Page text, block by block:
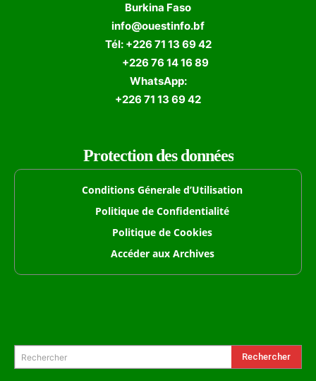
Burkina Faso
info@ouestinfo.bf
Tél: +226 71 13 69 42
+226 76 14 16 89
WhatsApp:
+226 71 13 69 42
Protection des données
Conditions Génerale d’Utilisation
Politique de Confidentialité
Politique de Cookies
Accéder aux Archives
Rechercher Rechercher